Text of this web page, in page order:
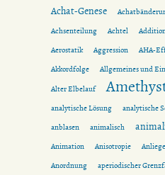
Achat-Genese
Achsenteilung
Achtel
Aerostatik
Aggression AHA-
Akkordfolge Allgemeines und
Alter Elbelauf
analytische Lösung
analytische
anblasen
animalisch
Animation Anisotropie
Anordnung
aperiodischer